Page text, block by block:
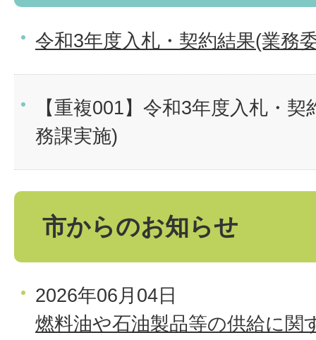
令和3年度入札・契約結果(業務
【重複001】令和3年度入札・
務課実施)
市からのお知らせ
2026年06月04日
燃料油や石油製品等の供給に関